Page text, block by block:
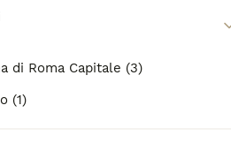
di Roma Capitale (3)
(1)
di cane.